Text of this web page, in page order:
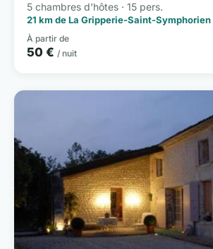
5 chambres d'hôtes · 15 pers.
21 km de La Gripperie-Saint-Symphorien
À partir de
50 € / nuit